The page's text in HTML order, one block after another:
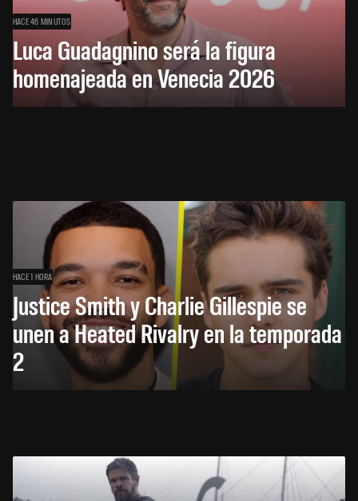
HACE 46 MINUTOS
Luca Guadagnino será la figura
homenajeada en Venecia 2026
HACE 1 HORA
Justice Smith y Charlie Gillespie se
unen a Heated Rivalry en la temporada
2